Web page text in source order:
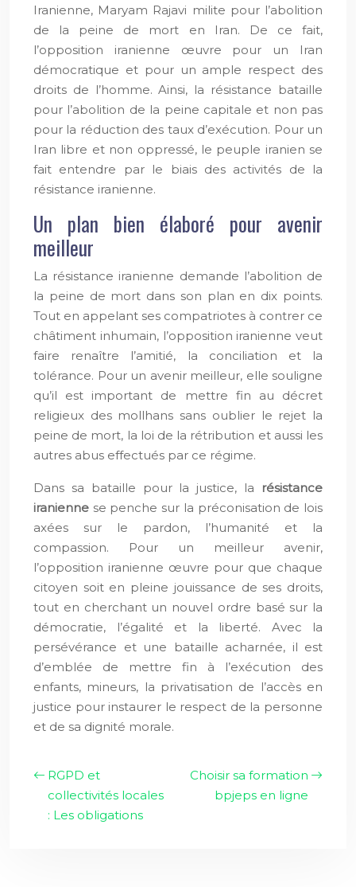
Iranienne, Maryam Rajavi milite pour l’abolition
de la peine de mort en Iran. De ce fait,
l’opposition iranienne œuvre pour un Iran
démocratique et pour un ample respect des
droits de l’homme. Ainsi, la résistance bataille
pour l’abolition de la peine capitale et non pas
pour la réduction des taux d’exécution. Pour un
Iran libre et non oppressé, le peuple iranien se
fait entendre par le biais des activités de la
résistance iranienne.
Un plan bien élaboré pour avenir
meilleur
La résistance iranienne demande l’abolition de
la peine de mort dans son plan en dix points.
Tout en appelant ses compatriotes à contrer ce
châtiment inhumain, l’opposition iranienne veut
faire renaître l’amitié, la conciliation et la
tolérance. Pour un avenir meilleur, elle souligne
qu’il est important de mettre fin au décret
religieux des mollhans sans oublier le rejet la
peine de mort, la loi de la rétribution et aussi les
autres abus effectués par ce régime.
Dans sa bataille pour la justice, la
résistance
iranienne se penche sur la préconisation de lois
axées sur le pardon, l’humanité et la
compassion. Pour un meilleur avenir,
l’opposition iranienne œuvre pour que chaque
citoyen soit en pleine jouissance de ses droits,
tout en cherchant un nouvel ordre basé sur la
démocratie, l’égalité et la liberté. Avec la
persévérance et une bataille acharnée, il est
d’emblée de mettre fin à l’exécution des
enfants, mineurs, la privatisation de l’accès en
justice pour instaurer le respect de la personne
et de sa dignité morale.
RGPD et
collectivités locales
: Les obligations
Choisir sa formation
bpjeps en ligne